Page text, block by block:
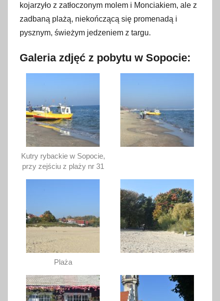
kojarzyło z zatłoczonym molem i Monciakiem, ale z
zadbaną plażą, niekończącą się promenadą i
pysznym, świeżym jedzeniem z targu.
Galeria zdjęć z pobytu w Sopocie:
Kutry rybackie w Sopocie,
przy zejściu z plaży nr 31
Plaża